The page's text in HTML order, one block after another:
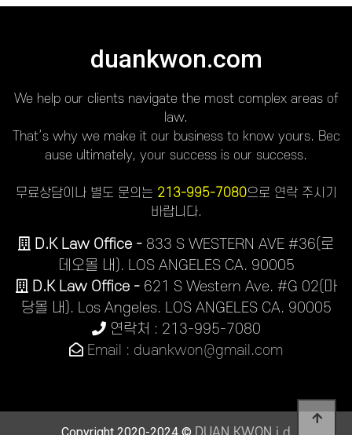
duankwon.com
We help our clients navigate the most complex areas of
law.
That’s why we make it our business to know yours. Bec
ause ultimately, your success is our success.
무료상담이나 별도 문의는 213-995-7080으로 연락 주시기
바랍니다.
D.K Law Office - 833 S WESTERN AVE #36(로
데오몰 내). LOS ANGELES CA. 90005
D.K Law Office - 621 S Western Ave. #G 02(마
당몰 내). Los Angeles. LOS ANGELES CA. 90005
연락처 : 213-995-7080
Email : duankwon@gmail.com